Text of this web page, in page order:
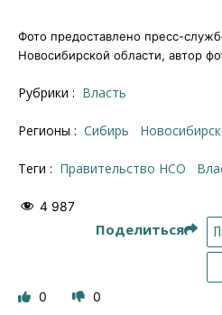
Фото предоставлено пресс-
Новосибирской области, автор
Рубрики : Власть
Регионы : Сибирь Новосибирск
Теги : правительство НСО
4 987
Поделиться
0 0